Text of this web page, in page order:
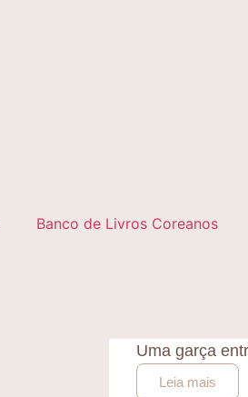
Banco de Livros Coreanos
Uma garça
Leia mais